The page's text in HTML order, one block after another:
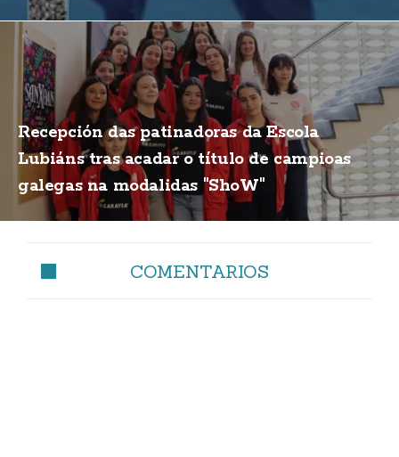
Recepción das patinadoras da Escola
Lubiáns tras acadar o título de campioas
galegas na modalidas "ShoW"
COMENTARIOS